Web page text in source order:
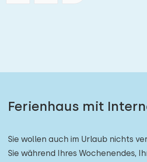
Ferienhaus mit
Sie wollen auch im Urlaub nichts
Sie während Ihres Wochenendes,